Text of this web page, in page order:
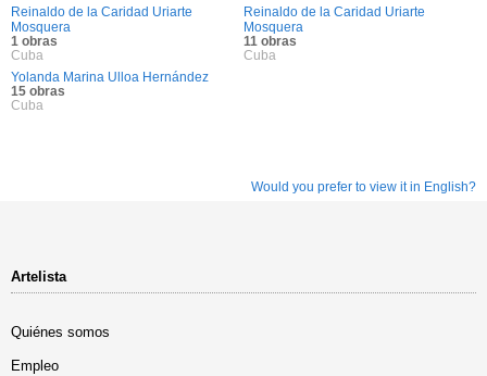
Reinaldo de la Caridad Uriarte
Mosquera
1 obras
Cuba
Reinaldo de la Caridad Uriarte
Mosquera
11 obras
Cuba
Yolanda Marina Ulloa Hernández
15 obras
Cuba
Would you prefer to view it in English?
Artelista
Quiénes somos
Empleo